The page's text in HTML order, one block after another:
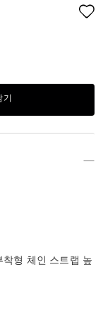
형 체인 스트랩 높